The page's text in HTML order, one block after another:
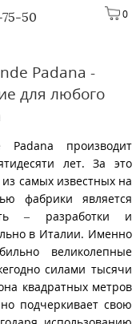
0
75-50
Padana -
для любого
Padana производит
лет. За это
самых известных на
фабрики является
– разработки и
в Италии. Именно
великолепные
силами тысячи
квадратных метров
подчеркивает свою